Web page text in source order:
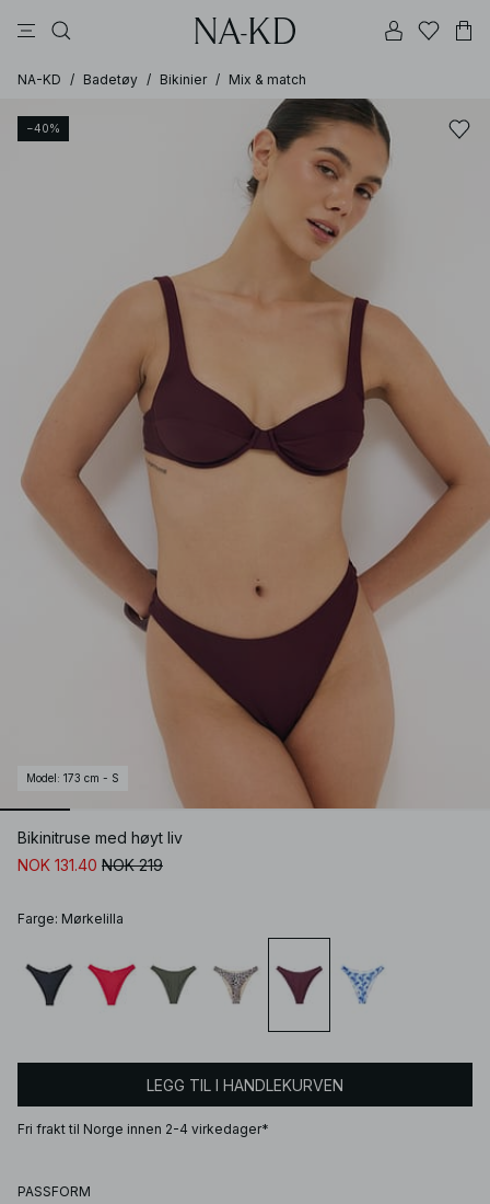
NA-KD / Badetøy / Bikinier / Mix & match
−40%
Model : 173 cm - S
Bikinitruse med høyt liv
NOK 131.40 NOK 219
Farge: Mørkelilla
LEGG TIL I HANDLEKURVEN
Fri frakt til Norge innen 2-4 virkedager*
PASSFORM